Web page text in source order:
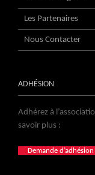
Les Partenaires
Nous Contacter
ADHÉSION
Adhérez à
savoir plus :
Demande d’adhésion